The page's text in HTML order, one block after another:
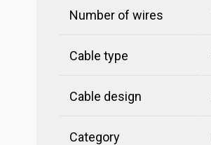
Number of wires
Cable type
Cable design
Category